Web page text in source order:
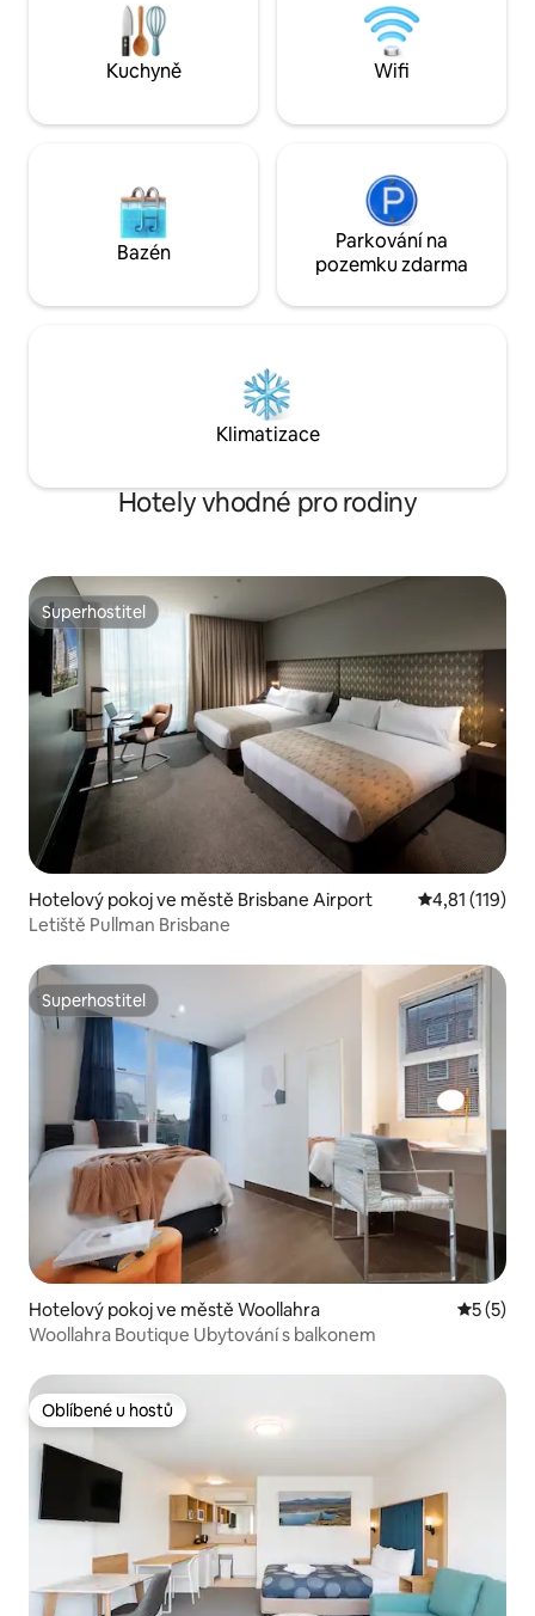
domácí mazlíčky a za úklid se platí
poplatek 50 USD. Pokud si přivezeš
domácího mazlíčka, musíš nás o tom
informovat. Pokoje s výhledem na
mazlíčky.
jednodušším
svůj pobyt zde si
Kuchyně Wifi
Bazén
Parkování na
pozemku zdarma
Klimatizace
Hotely vhodné pro rodiny
Superhostitel
Superhostitel
Hotelový pokoj ve městě Brisbane Airport Průměrné
4,81 (119)
Letiště Pullman Brisbane
Superhostitel
Superhostitel
Hotelový pokoj ve městě Woollahra
5 (5)
Woollahra Boutique Ubytování s balkonem
Oblíbené u hostů
Oblíbené u hostů